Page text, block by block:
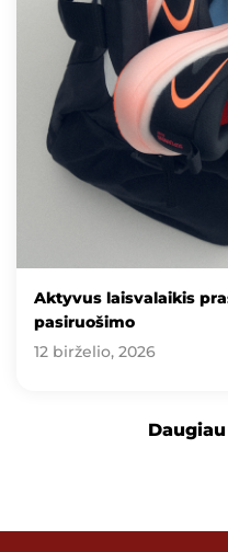
Aktyvus laisvalaikis
pasiruošimo
12 birželio, 2026